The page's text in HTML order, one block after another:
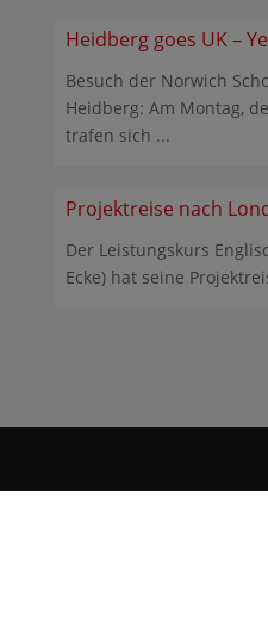
Heidberg goes UK –
Besuch der Norwich
Heidberg: Am Montag,
trafen sich ...
Projektreise nach
Der Leistungskurs
Ecke) hat seine